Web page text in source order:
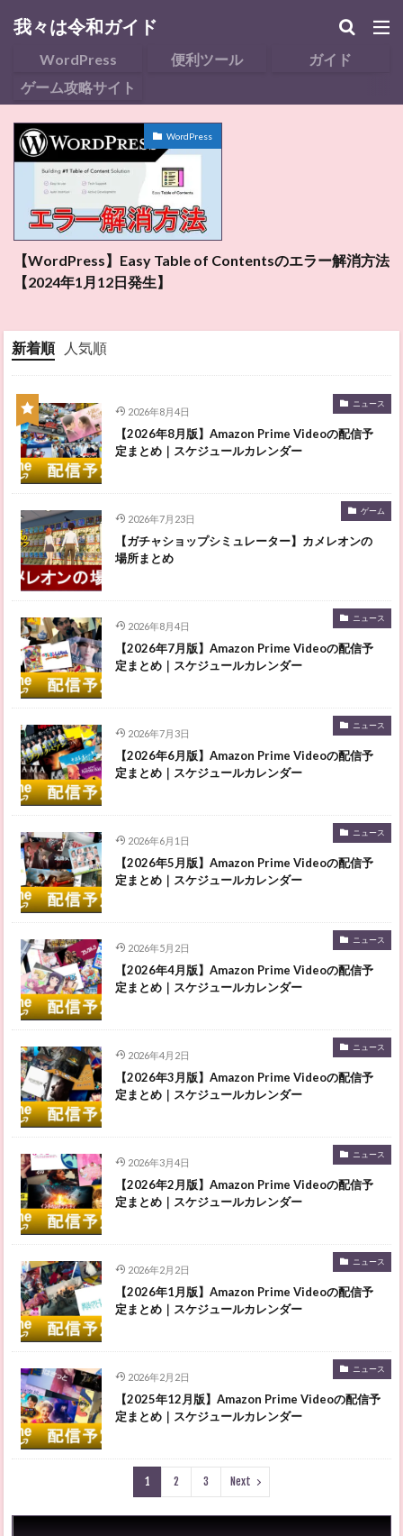
我々は令和ガイド
WordPress 便利ツール
ガイド
ゲーム攻略サイト
WordPress
【WordPress】Easy Table of Contentsのエラー解消方法
【2024年1月12日発生】
新着順 人気順
ニュース
2026年8月4日
【2026年8月版】Amazon Prime Videoの配信予
定まとめ｜スケジュールカレンダー
ゲーム
2026年7月23日
【ガチャショップシミュレーター】カメレオンの
場所まとめ
ニュース
2026年8月4日
【2026年7月版】Amazon Prime Videoの配信予
定まとめ｜スケジュールカレンダー
ニュース
2026年7月3日
【2026年6月版】Amazon Prime Videoの配信予
定まとめ｜スケジュールカレンダー
ニュース
2026年6月1日
【2026年5月版】Amazon Prime Videoの配信予
定まとめ｜スケジュールカレンダー
ニュース
2026年5月2日
【2026年4月版】Amazon Prime Videoの配信予
定まとめ｜スケジュールカレンダー
ニュース
2026年4月2日
【2026年3月版】Amazon Prime Videoの配信予
定まとめ｜スケジュールカレンダー
ニュース
2026年3月4日
【2026年2月版】Amazon Prime Videoの配信予
定まとめ｜スケジュールカレンダー
ニュース
2026年2月2日
【2026年1月版】Amazon Prime Videoの配信予
定まとめ｜スケジュールカレンダー
ニュース
2026年2月2日
【2025年12月版】Amazon Prime Videoの配信予
定まとめ｜スケジュールカレンダー
1 2 3 Next